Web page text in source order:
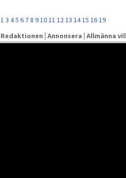
1 3 45 6 78 91011 1213 1415 1619
Redaktionen | Annonsera | Allmänna